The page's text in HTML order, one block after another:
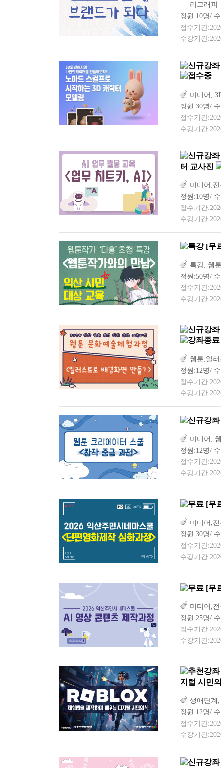
리그래피
정원:10명/
접수기간
수강기간
미디어,
정원:30명/
접수기간
수강기간
터 교사진
미디어,
정원:10명/
접수기간
수강기간
[무
특강, 웹
정원:50명/
접수기간
수강기간
웹툰,일
정원:12명/
접수기간
수강기간
미디어,
정원:12명/
접수기간
수강기간
[무
미디어,
정원:30명/
접수기간
수강기간
[무
미디어,
정원:25명/
접수기간
수강기간
지털 시민
생애단계
정원:12명/
접수기간
수강기간